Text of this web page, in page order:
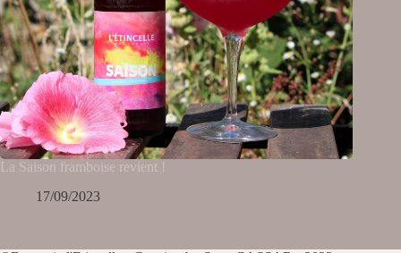
La Saison framboise revient !
17/09/2023